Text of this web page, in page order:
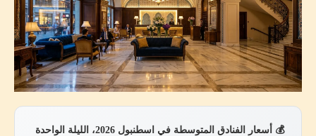
💰 أسعار الفنادق المتوسطة في اسطنبول 2026، الليلة الواحدة